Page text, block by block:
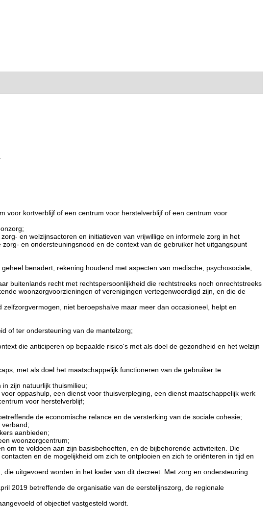
voor kortverblijf of een centrum voor herstelverblijf of een centrum voor
en welzijnsactoren en initiatieven van vrijwillige en informele zorg in het
en ondersteuningsnood en de context van de gebruiker het uitgangspunt
benadert, rekening houdend met aspecten van medische, psychosociale,
buitenlands recht met rechtspersoonlijkheid die rechtstreeks noch onrechtstreeks
woonzorgvoorzieningen of verenigingen vertegenwoordigd zijn, en die de
niet beroepshalve maar meer dan occasioneel, helpt en
of ter ondersteuning van de mantelzorg;
die anticiperen op bepaalde risico's met als doel de gezondheid en het welzijn
met als doel het maatschappelijk functioneren van de gebruiker te
zijn natuurlijk thuismilieu;
oppashulp, een dienst voor thuisverpleging, een dienst maatschappelijk werk
voor herstelverblijf;
de economische relance en de versterking van de sociale cohesie;
verband;
aanbieden;
woonzorgcentrum;
om te voldoen aan zijn basisbehoeften, en de bijbehorende activiteiten. Die
en de mogelijkheid om zich te ontplooien en zich te oriënteren in tijd en
uitgevoerd worden in het kader van dit decreet. Met zorg en ondersteuning
2019 betreffende de organisatie van de eerstelijnszorg, de regionale
of objectief vastgesteld wordt.